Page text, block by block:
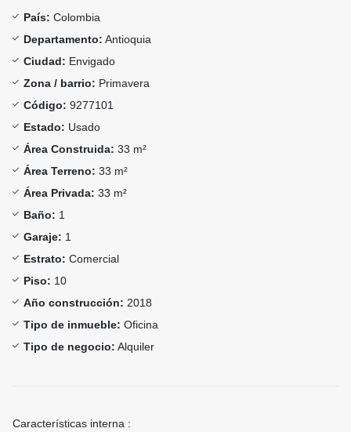
País: Colombia
Departamento: Antioquia
Ciudad: Envigado
Zona / barrio: Primavera
Código: 9277101
Estado: Usado
Área Construida: 33 m²
Área Terreno: 33 m²
Área Privada: 33 m²
Baño: 1
Garaje: 1
Estrato: Comercial
Piso: 10
Año construcción: 2018
Tipo de inmueble: Oficina
Tipo de negocio: Alquiler
Características interna :